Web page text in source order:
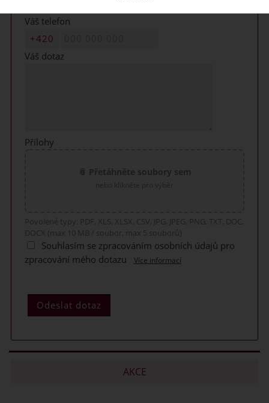
Váš telefon
Váš dotaz
Přílohy
Povolené typy: PDF, XLS, XLSX, CSV, JPG, JPEG, PNG, TXT, DOC,
DOCX (max 10 MB / soubor, max 5 souborů)
Souhlasím se zpracováním osobních údajů pro
zpracování mého dotazu
Více informací
AKCE